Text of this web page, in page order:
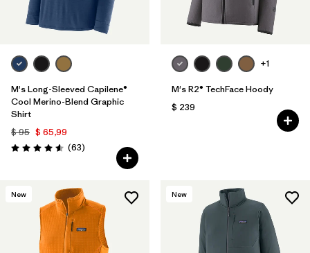
M's Long-Sleeved Capilene®
Cool Merino-Blend Graphic
Shirt
$ 95 $ 65,99
Valoración: 4.6 / 5
(63Comentarios
)
+1
M's R2® TechFace Hoody
$ 239
New New